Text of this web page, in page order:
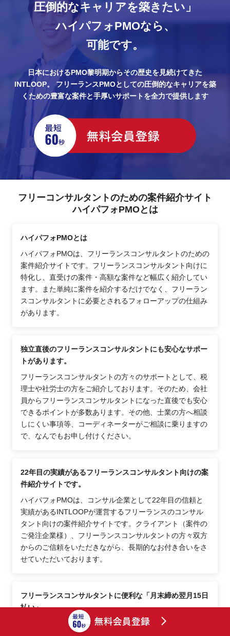
圧倒的なキャリアを築きたい」
ハイパフォPMOなら、
可能です。
日本におけるPMO黎明期からその歴史を見続けてきた
INTLOOP。
フリーランスPMOとしての圧倒的なキャリアを築
くための豊富な案件と手厚いサポートを全力で提供します
フリーコンサルタントのための案件紹介サイト
ハイパフォPMOとは
ハイパフォPMOとは
ハイパフォPMOは、フリーランスコンサルタントのための
案件紹介サイトです。フリーランスコンサルタント向けに
特化し、直受けの案件・高額な案件など幅広く紹介してい
ます。また単純に案件を紹介するだけでなく、フリーラン
スコンサルタントに必要とされるフォローアップの仕組み
があります。
独立直後のフリーランスコンサルタントにも安心なサポー
トがあります。
フリーランスコンサルタントの方々のサポートとして、税
理士や社労士の方をご紹介しております。そのため、会社
員からフリーランスコンサルタントになった直後でも安心
できるポイントが多数あります。その他、士業の方へ相談
しにくい事項等、コーディネーターがご相談に乗りますの
で、なんでもお申し付けください。
22年目の実績があるフリーランスコンサルタント向けの案
件紹介サイトです。
ハイパフォPMOは、コンサル企業として22年目の信頼と
実績があるINTLOOPが運営するフリーランスのコンサル
タント向けの案件紹介サイトです。クライアント（案件の
ご発注企業様）、フリーランスコンサルタントの方々双方
からのご信頼をいただきながら、長期的なお付き合いをさ
せていただいております。
フリーランスコンサルタントに便利な「月末締め翌月15日
払い」
ハイパフォPMOは、稼働月当月末締め翌月15日にお支払